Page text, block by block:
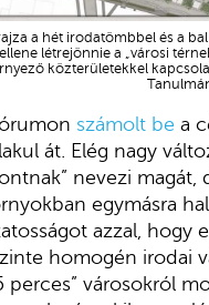
a hét irodatömbbel és a
létrejönnie a „városi
közterületekkel
számolt be a
át. Elég nagy
nevezi
egymásra
azzal, hogy
homogén irodai
perces” városokról